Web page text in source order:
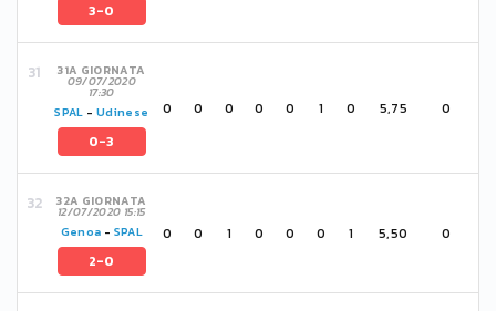
3-0
31A GIORNATA
09/07/2020
17:30
SPAL - Udinese
0-3
0 0 0 0 0 1 0 5,75 0
32A GIORNATA
12/07/2020 15:15
Genoa - SPAL
2-0
0 0 1 0 0 0 1 5,50 0